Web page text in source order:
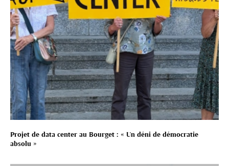
Projet de data center au Bourget : « Un déni de démocratie
absolu »